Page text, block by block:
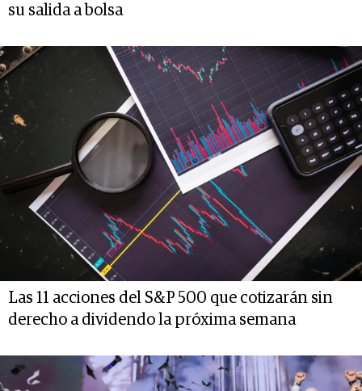
su salida a bolsa
Las 11 acciones del S&P 500 que cotizarán sin
derecho a dividendo la próxima semana